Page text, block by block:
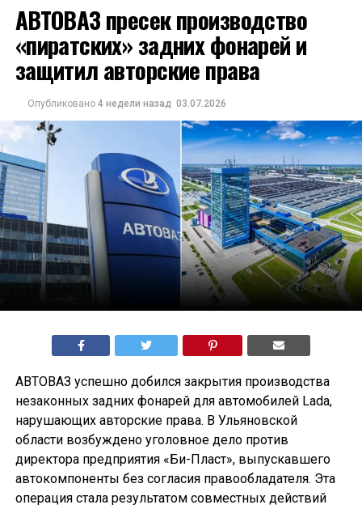
АВТОВАЗ пресек производство
«пиратских» задних фонарей и
защитил авторские права
Опубликовано 4 недели назад 03.07.2026
АВТОВАЗ успешно добился закрытия производства
незаконных задних фонарей для автомобилей Lada,
нарушающих авторские права. В Ульяновской
области возбуждено уголовное дело против
директора предприятия «Би-Пласт», выпускавшего
автокомпоненты без согласия правообладателя. Эта
операция стала результатом совместных действий